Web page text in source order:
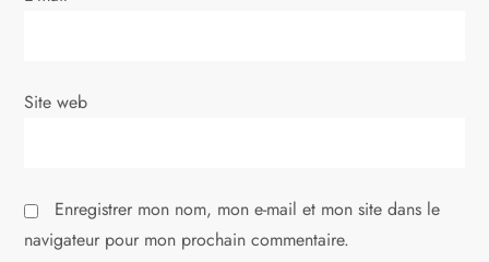
i
l
e
Site web
Enregistrer mon nom, mon e-mail et mon site dans le
navigateur pour mon prochain commentaire.